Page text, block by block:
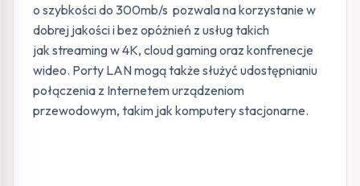
o szybkości do 300mb/s pozwala na korzystanie w
dobrej jakości i bez opóżnień z usług takich
jak streaming w 4K, cloud gaming oraz konfrenecje
wideo. Porty LAN mogą także służyć udostępnianiu
połączenia z Internetem urządzeniom
przewodowym, takim jak komputery stacjonarne.